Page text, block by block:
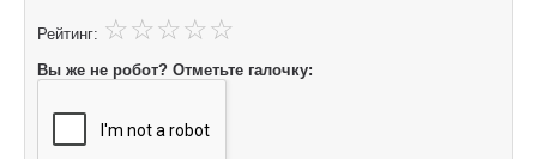
Рейтинг:
Вы же не робот? Отметьте галочку: